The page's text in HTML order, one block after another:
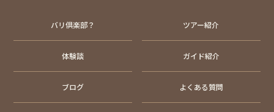
バリ倶楽部？ ツアー紹介
体験談 ガイド紹介
ブログ よくある質問